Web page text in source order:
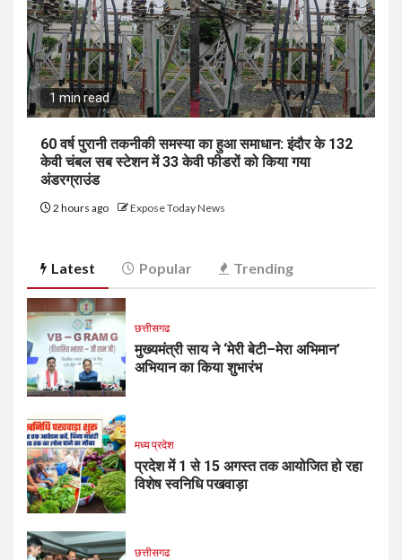
1 min read
60 वर्ष पुरानी तकनीकी समस्या का हुआ समाधान: इंदौर के 132
केवी चंबल सब स्टेशन में 33 केवी फीडरों को किया गया
अंडरग्राउंड
2 hours ago Expose Today News
Latest Popular Trending
छत्तीसगढ
मुख्यमंत्री साय ने ‘मेरी बेटी–मेरा अभिमान’
अभियान का किया शुभारंभ
मध्य प्रदेश
प्रदेश में 1 से 15 अगस्त तक आयोजित हो रहा
विशेष स्वनिधि पखवाड़ा
छत्तीसगढ